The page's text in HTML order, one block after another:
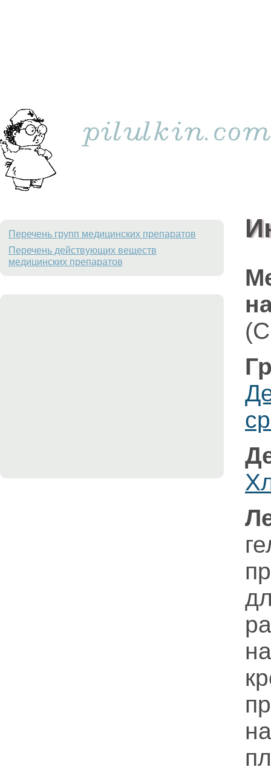
Перечень групп медицинских препаратов
Перечень действующих веществ
медицинских препаратов